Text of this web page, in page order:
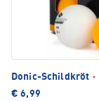
Donic-Schildkröt ·
€ 6,99